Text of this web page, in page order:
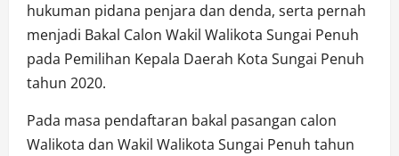
hukuman pidana penjara dan denda, serta pernah
menjadi Bakal Calon Wakil Walikota Sungai Penuh
pada Pemilihan Kepala Daerah Kota Sungai Penuh
tahun 2020.
Pada masa pendaftaran bakal pasangan calon
Walikota dan Wakil Walikota Sungai Penuh tahun